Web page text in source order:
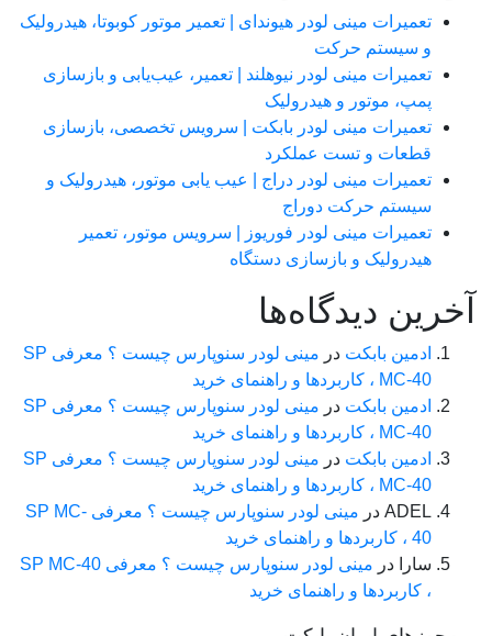
تعمیرات مینی لودر هیوندای | تعمیر موتور کوبوتا، هیدرولیک
و سیستم حرکت
تعمیرات مینی لودر نیوهلند | تعمیر، عیب‌یابی و بازسازی
پمپ، موتور و هیدرولیک
تعمیرات مینی لودر بابکت | سرویس تخصصی، بازسازی
قطعات و تست عملکرد
تعمیرات مینی لودر دراج | عیب یابی موتور، هیدرولیک و
سیستم حرکت دوراج
تعمیرات مینی لودر فوریوز | سرویس موتور، تعمیر
هیدرولیک و بازسازی دستگاه
دیدگاه‌ها
ادمین بابکتدر
مینی لودر سنوپارس چیست ؟ معرفی SP
MC-40 ، کاربردها و راهنمای خرید
ادمین بابکتدر
مینی لودر سنوپارس چیست ؟ معرفی SP
MC-40 ، کاربردها و راهنمای خرید
ادمین بابکتدر
مینی لودر سنوپارس چیست ؟ معرفی SP
MC-40 ، کاربردها و راهنمای خرید
ADEL در
مینی لودر سنوپارس چیست ؟ معرفی SP MC-
سارا در
مینی لودر سنوپارس چیست ؟ معرفی SP MC-40
، کاربردها و راهنمای خرید